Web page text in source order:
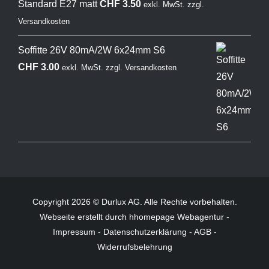
Standard E27 matt CHF3.50 exkl. MwSt. zzgl.
Versandkosten
Soffitte 26V 80mA/2W 6x24mm S6
CHF3.00 exkl. MwSt. zzgl. Versandkosten
Copyright 2026 © Durlux AG. Alle Rechte vorbehalten.
Webseite erstellt durch hhomepage Webagentur -
Impressum - Datenschutzerklärung - AGB-
Widerrufsbelehrung